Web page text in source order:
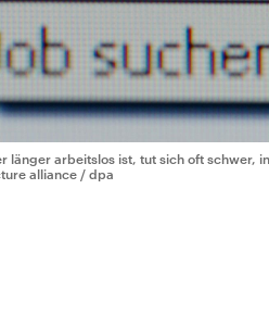
länger arbeitslos ist, tut sich oft schwer,
alliance / dpa